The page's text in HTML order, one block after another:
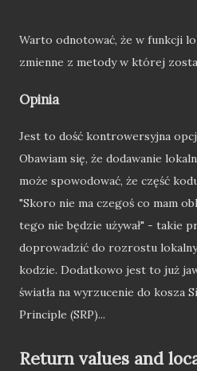
Warto odnotować, że w funkcji
zmienne z metody w której
Opinia
Jest to dość kontrowersyjna
Obawiam się, że dodawanie
może spowodować, że część
"Skoro nie ma czegoś co mam
tego nie będzie używał" - takie
doprowadzić do rozrostu
kodzie. Dodatkowo jest to już
światła na wyrzucenie do kosza
Principle (SRP)...
Return values and